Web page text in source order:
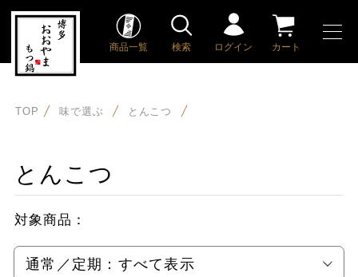
商品一覧 検索 ログイン カート
TOP 味で選ぶ とんこつ
とんこつ
対象商品：
通常／定期： すべて表示